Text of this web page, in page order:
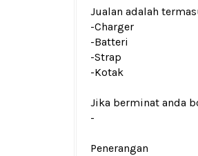
Jualan adalah
-Charger
-Batteri
-Strap
-Kotak
Jika berminat anda
-
Penerangan